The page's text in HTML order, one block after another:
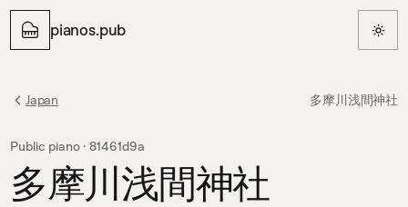
pianos.pub
Japan 多摩川浅間神社
Public piano · 81461d9a
多摩川浅間神社